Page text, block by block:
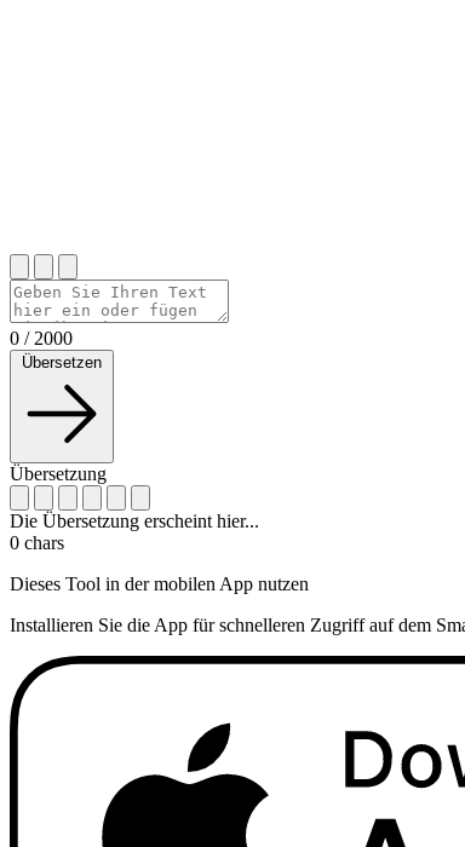
0 / 2000
Übersetzen
Übersetzung
Die Übersetzung erscheint hier...
0 chars
Dieses Tool in der mobilen App nutzen
Installieren Sie die App für schnelleren Zugriff auf dem